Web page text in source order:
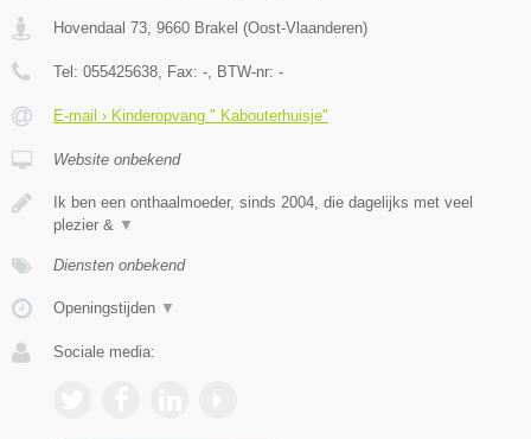
Hovendaal 73 9660 Brakel (Oost-Vlaanderen)
Tel: 055425638 , Fax: - , BTW-nr: -
E-mail › Kinderopvang " Kabouterhuisje"
Website onbekend
Ik ben een onthaalmoeder, sinds 2004, die dagelijks met veel
plezier & ▼
Diensten onbekend
Openingstijden ▼
Sociale media: